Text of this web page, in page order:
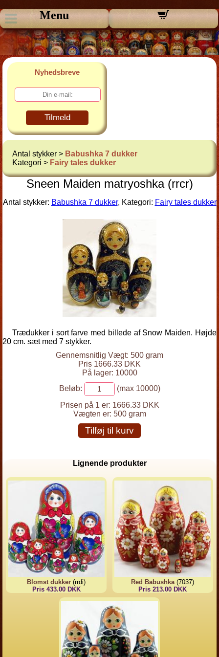
Menu
Nyhedsbreve
Tilmeld
Antal stykker > Babushka 7 dukker
Kategori > Fairy tales dukker
Sneen Maiden matryoshka (rrcr)
Antal stykker: Babushka 7 dukker, Kategori: Fairy tales dukker
Trædukker i sort farve med billede af Snow Maiden. Højde
20 cm. sæt med 7 stykker.
Gennemsnitlig Vægt: 500 gram
Pris 1666.33 DKK
På lager: 10000
Beløb:
(max 10000)
Prisen på 1 er: 1666.33 DKK
Vægten er: 500 gram
Tilføj til kurv
Lignende produkter
Blomst dukker (rrdi)
Pris 433.00 DKK
Red Babushka(7037)
Pris 213.00 DKK